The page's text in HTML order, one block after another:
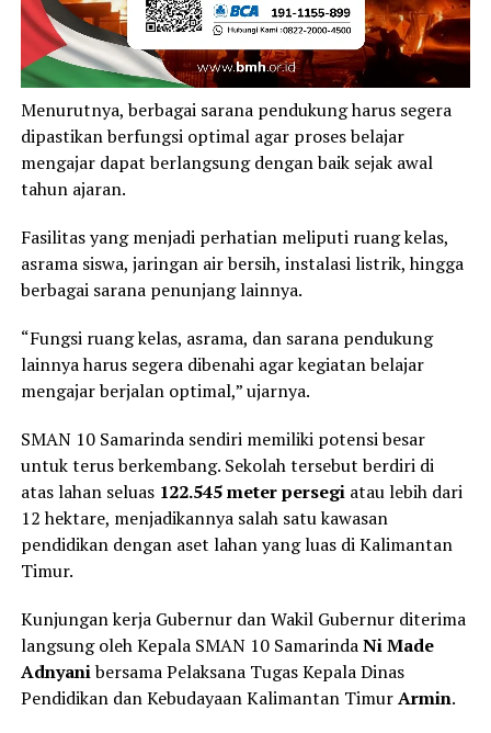
Menurutnya, berbagai sarana pendukung harus segera
dipastikan berfungsi optimal agar proses belajar
mengajar dapat berlangsung dengan baik sejak awal
tahun ajaran.
Fasilitas yang menjadi perhatian meliputi ruang kelas,
asrama siswa, jaringan air bersih, instalasi listrik, hingga
berbagai sarana penunjang lainnya.
“Fungsi ruang kelas, asrama, dan sarana pendukung
lainnya harus segera dibenahi agar kegiatan belajar
mengajar berjalan optimal,” ujarnya.
SMAN 10 Samarinda sendiri memiliki potensi besar
untuk terus berkembang. Sekolah tersebut berdiri di
atas lahan seluas 122.545 meter persegiatau lebih dari
12 hektare, menjadikannya salah satu kawasan
pendidikan dengan aset lahan yang luas di Kalimantan
Timur.
Kunjungan kerja Gubernur dan Wakil Gubernur diterima
langsung oleh Kepala SMAN 10 SamarindaNi Made
Adnyanibersama Pelaksana Tugas Kepala Dinas
Pendidikan dan Kebudayaan Kalimantan TimurArmin.